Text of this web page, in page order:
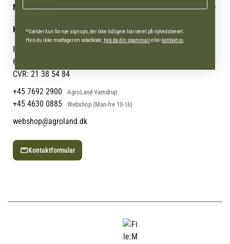
Følg din bestilling
Persondatapolitik
Cookies
Returportal
Job
Mærker
Om os
Om Vestjyllands Andel
Blog
Ofte stillede spørgsmål
MIN KONTO
Administrer min konto
Min Konto
KONTAKT OS
Pantonevej 10
6580 Vamdrup
CVR: 21 38 54 84
+45 7692 2900
AgroLand Vamdrup
+45 4630 0885 Webshop (Man-fre 10-16)
webshop@agroland.dk
Kontaktformular
*Gælder kun for nye signups, der ikke tidligere har været på nyhedsbrevet.
Hvis du ikke modtager en rabatkode, tjek da din spammail ellerkontakt os